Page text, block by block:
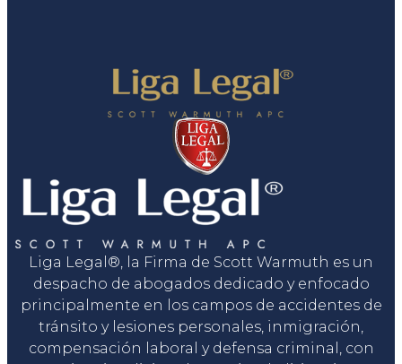
Liga Legal®, la Firma de Scott Warmuth es un
despacho de abogados dedicado y enfocado
principalmente en los campos de accidentes de
tránsito y lesiones personales, inmigración,
compensación laboral y defensa criminal, con